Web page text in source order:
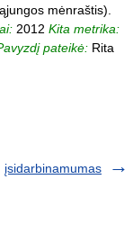
mėnraštis).
2012 Kita metrika:
pateikė: Rita
įsidarbinamumas